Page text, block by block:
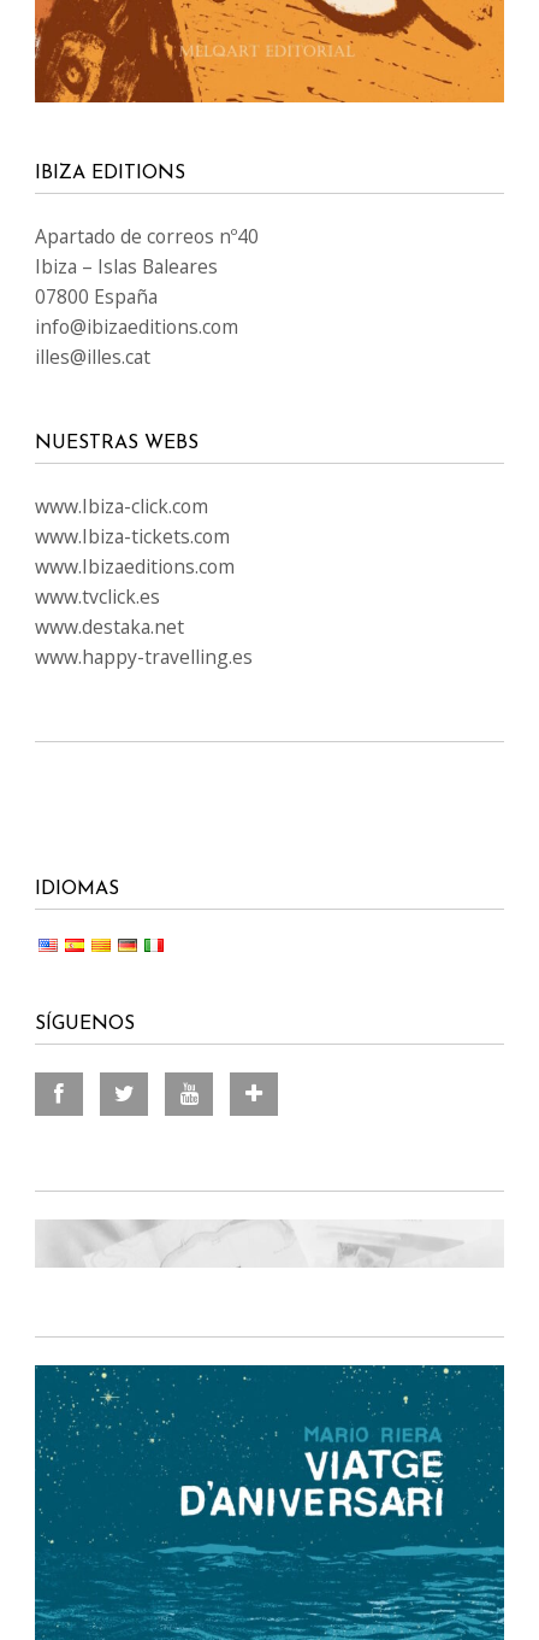
IBIZA EDITIONS
Apartado de correos nº40
Ibiza – Islas Baleares
07800 España
info@ibizaeditions.com
illes@illes.cat
NUESTRAS WEBS
www.Ibiza-click.com
www.Ibiza-tickets.com
www.Ibizaeditions.com
www.tvclick.es
www.destaka.net
www.happy-travelling.es
IDIOMAS
SÍGUENOS